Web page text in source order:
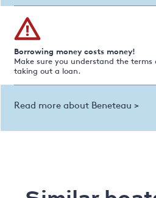
Borrowing money costs money!
Make sure you understand the terms
taking out a loan.
Read more about Beneteau >